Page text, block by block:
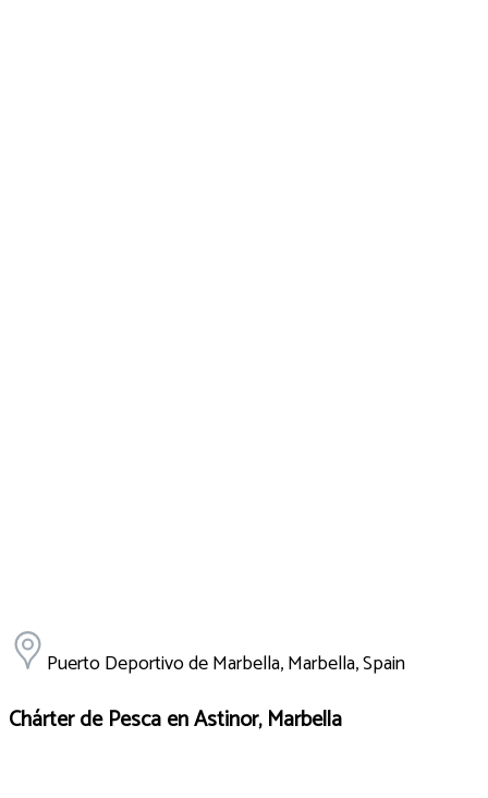
Puerto Deportivo de Marbella, Marbella, Spain
Chárter de Pesca en Astinor, Marbella